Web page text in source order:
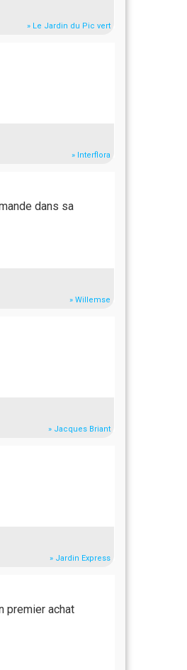
» Le Jardin du Pic vert
» Interflora
dans sa
» Willemse
» Jacques Briant
» Jardin Express
premier achat